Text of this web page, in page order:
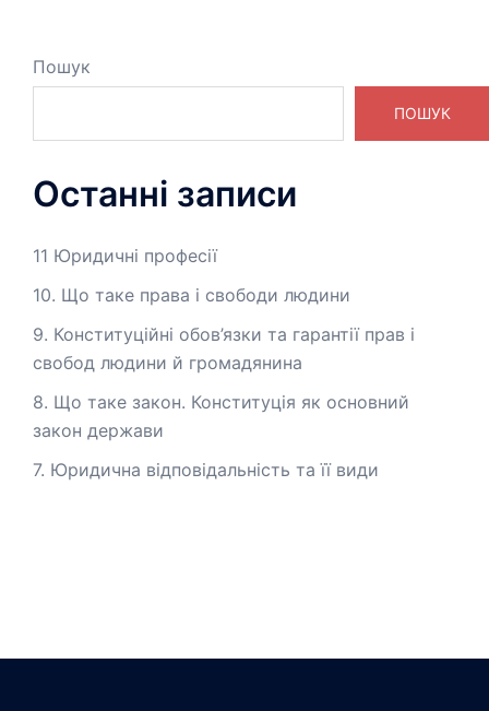
Пошук
ПОШУК
Останні записи
11 Юридичні професії
10. Що таке права і свободи людини
9. Конституційні обов’язки та гарантії прав і
свобод людини й громадянина
8. Що таке закон. Конституція як основний
закон держави
7. Юридична відповідальність та її види